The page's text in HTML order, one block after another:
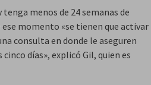
menos de 24 semanas de
momento «se tienen que activar
consulta en donde le aseguren
días», explicó Gil, quien es